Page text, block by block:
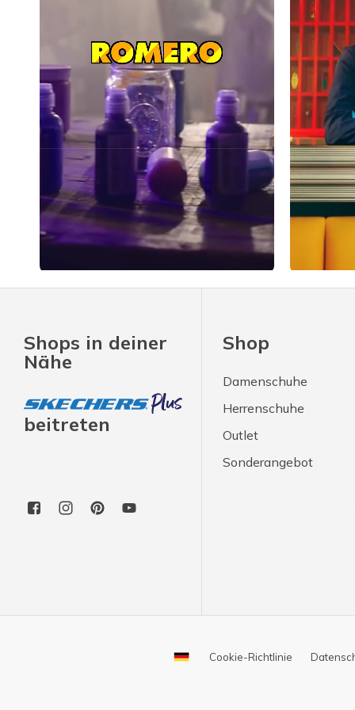
Shops in deiner
Nähe
beitreten
Shop
Damenschuhe
Herrenschuhe
Outlet
Sonderangebot
Cookie-Richtlinie